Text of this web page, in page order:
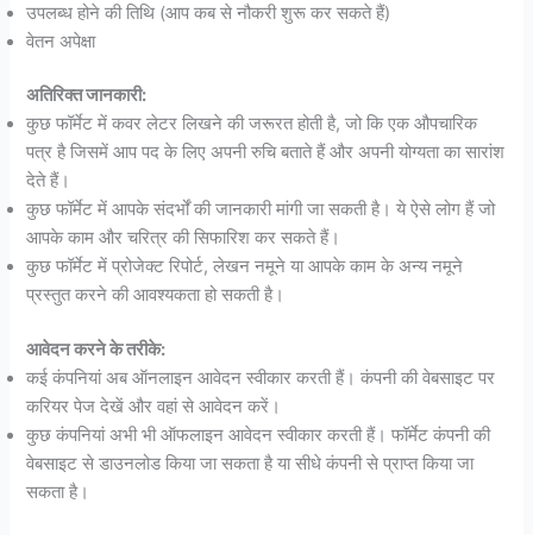
उपलब्ध होने की तिथि (आप कब से नौकरी शुरू कर सकते हैं)
वेतन अपेक्षा
अतिरिक्त जानकारी:
कुछ फॉर्मेट में कवर लेटर लिखने की जरूरत होती है, जो कि एक औपचारिक
पत्र है जिसमें आप पद के लिए अपनी रुचि बताते हैं और अपनी योग्यता का सारांश
देते हैं।
कुछ फॉर्मेट में आपके संदर्भों की जानकारी मांगी जा सकती है। ये ऐसे लोग हैं जो
आपके काम और चरित्र की सिफारिश कर सकते हैं।
कुछ फॉर्मेट में प्रोजेक्ट रिपोर्ट, लेखन नमूने या आपके काम के अन्य नमूने
प्रस्तुत करने की आवश्यकता हो सकती है।
आवेदन करने के तरीके:
कई कंपनियां अब ऑनलाइन आवेदन स्वीकार करती हैं। कंपनी की वेबसाइट पर
करियर पेज देखें और वहां से आवेदन करें।
कुछ कंपनियां अभी भी ऑफलाइन आवेदन स्वीकार करती हैं। फॉर्मेट कंपनी की
वेबसाइट से डाउनलोड किया जा सकता है या सीधे कंपनी से प्राप्त किया जा
सकता है।